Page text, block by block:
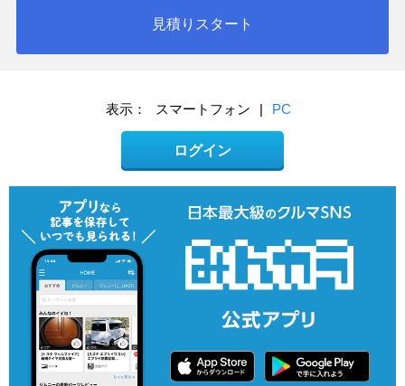
見積りスタート
表示： スマートフォン | PC
ログイン